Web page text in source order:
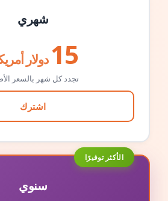
شهري
15 دولار
تجدد كل شهر بالسعر
اشترك
الأكثر توفيرًا
سنوي